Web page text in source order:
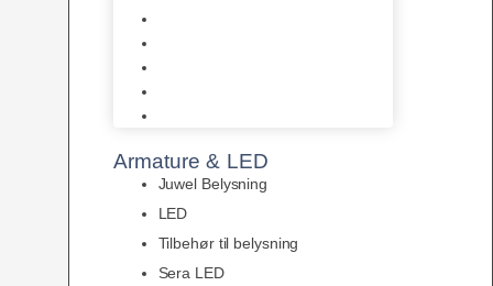
Armature & LED
Juwel Belysning
LED
Tilbehør til belysning
Sera LED